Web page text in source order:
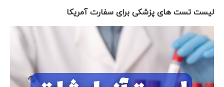
لیست تست های پزشکی برای سفارت آمریکا